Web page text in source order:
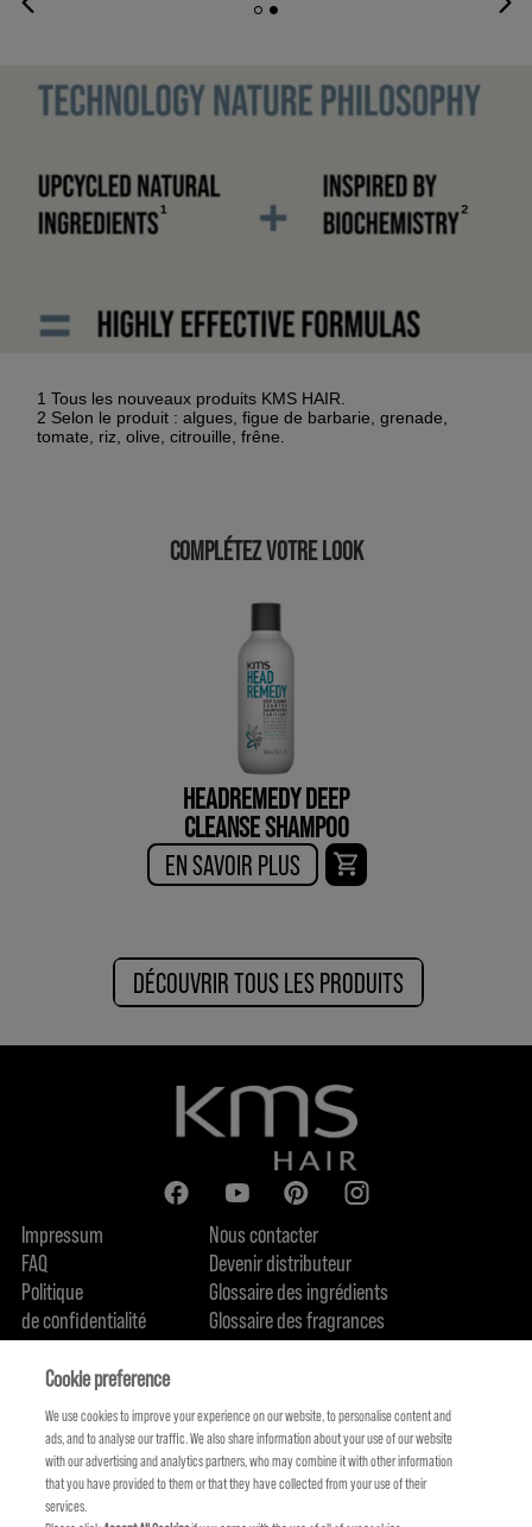
1 Tous les nouveaux produits KMS HAIR.
2 Selon le produit : algues, figue de barbarie, grenade,
tomate, riz, olive, citrouille, frêne.
COMPLÉTEZ VOTRE LOOK
HEADREMEDY DEEP
CLEANSE SHAMPOO
EN SAVOIR PLUS
DÉCOUVRIR TOUS LES PRODUITS
Impressum
FAQ
Politique
de confidentialité
Politique de cookie
Qui sommes-nous
Nous contacter
Devenir distributeur
Glossaire des ingrédients
Glossaire des fragrances
Engagement en terme de durabilité
Cookie preference
We use cookies to improve your experience on our website, to personalise content and
ads, and to analyse our traffic. We also share information about your use of our website
with our advertising and analytics partners, who may combine it with other information
that you have provided to them or that they have collected from your use of their
services.